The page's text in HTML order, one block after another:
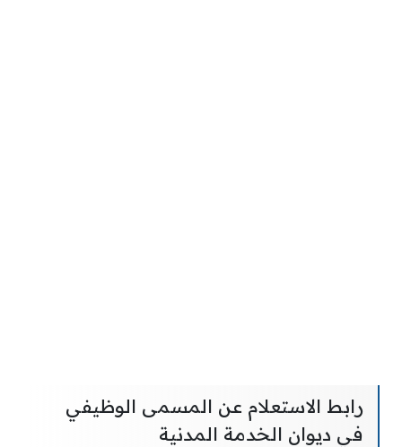
رابط الاستعلام عن المسمى الوظيفي
في ديوان الخدمة المدنية